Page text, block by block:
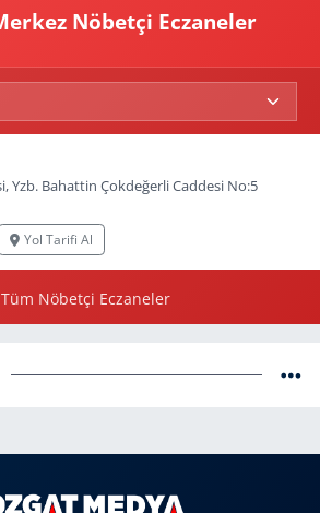
Nöbetçi Eczaneler
Yzb. Bahattin Çokdeğerli Caddesi No:5
Yol Tarifi Al
Tüm Nöbetçi Eczaneler